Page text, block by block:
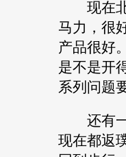
现在北
马力，很
产品很好
是不是开
系列问题
还有一
现在都返